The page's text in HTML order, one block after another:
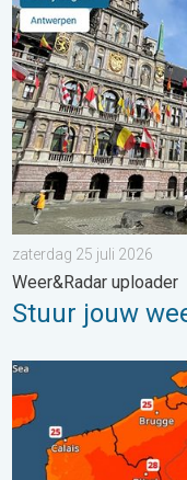
zaterdag 25 juli 2026
Weer&Radar uploader
Stuur jouw
Zaterdag warmste